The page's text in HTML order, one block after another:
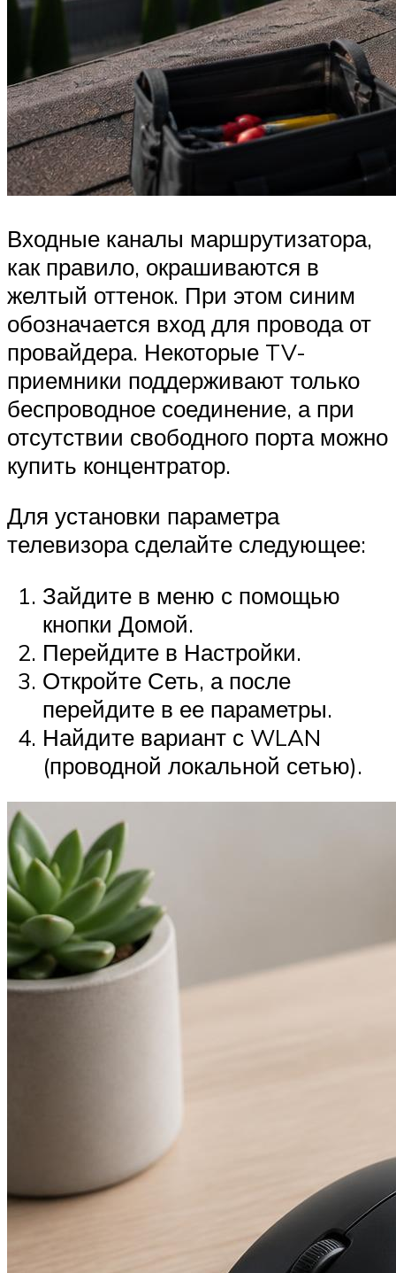
Входные каналы маршрутизатора,
как правило, окрашиваются в
желтый оттенок. При этом синим
обозначается вход для провода от
провайдера. Некоторые TV-
приемники поддерживают только
беспроводное соединение, а при
отсутствии свободного порта можно
купить концентратор.
Для установки параметра
телевизора сделайте следующее:
Зайдите в меню с помощью
кнопки Домой.
Перейдите в Настройки.
Откройте Сеть, а после
перейдите в ее параметры.
Найдите вариант с WLAN
(проводной локальной сетью).